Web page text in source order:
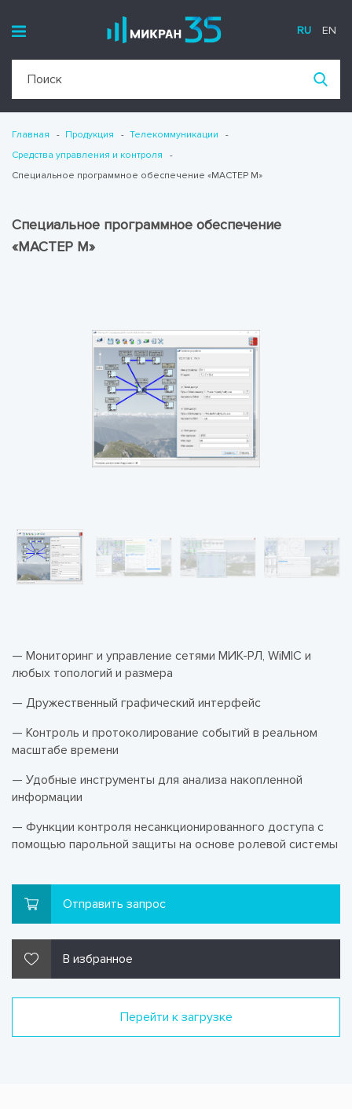
RU EN
Главная Продукция
Телекоммуникации
Средства управления и контроля
Специальное программное обеспечение «МАСТЕР М»
Специальное программное обеспечение
«МАСТЕР М»
— Мониторинг и управление сетями МИК-РЛ, WiMIC и
любых топологий и размера
— Дружественный графический интерфейс
— Контроль и протоколирование событий в реальном
масштабе времени
— Удобные инструменты для анализа накопленной
информации
— Функции контроля несанкционированного доступа с
помощью парольной защиты на основе ролевой системы
Отправить запрос
В избранное
Перейти к загрузке